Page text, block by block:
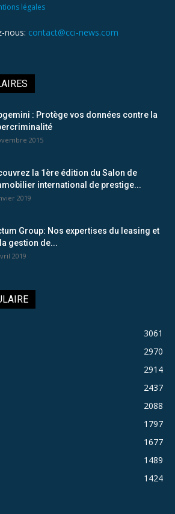
légales
nous: contact@cci-news.com
: Protège vos données contre la
2015
la 1ère édition du Salon de
international de prestige...
2019
Group: Nos expertises du leasing et
gestion de...
2019
3061
2970
2914
2437
2088
1797
1677
1489
1424